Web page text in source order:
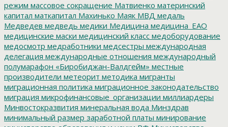
режим массовое сокращение Матвиенко материнский
капитал маткапитал Махинько Маяк МВД медаль
Медведев медведь медики Медицина медицина_ЕАО
медицинские маски медицинский класс медоборудование
медосмотр медработники медсестры международная
делегация международные отношения международный
полумарафон «Биробиджан-Валдгейм» местные
производители метеорит методика мигранты
миграционная политика миграционное законодательство
миграция микрофинансовые_организации миллиардеры
Минвостокразвития минеральная вода Минздрав
минимальный размер заработной платы минирование